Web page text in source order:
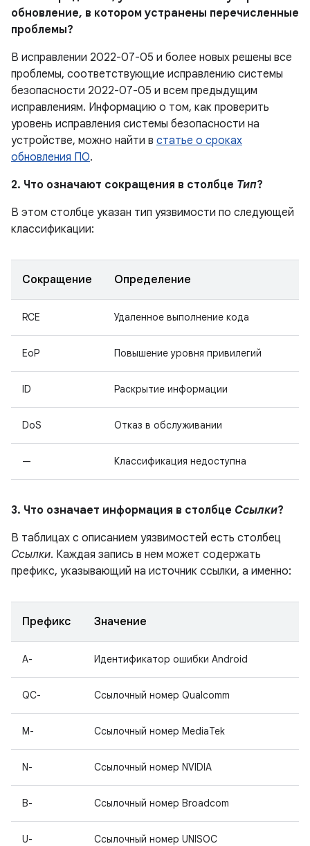
обновление, в котором устранены перечисленные
проблемы?
В исправлении 2022-07-05 и более новых решены все
проблемы, соответствующие исправлению системы
безопасности 2022-07-05 и всем предыдущим
исправлениям. Информацию о том, как проверить
уровень исправления системы безопасности на
устройстве, можно найти в статье о сроках
обновления ПО.
2. Что означают сокращения в столбце Тип?
В этом столбце указан тип уязвимости по следующей
классификации:
Сокращение Определение
RCE Удаленное выполнение кода
EoP Повышение уровня привилегий
ID Раскрытие информации
DoS Отказ в обслуживании
— Классификация недоступна
3. Что означает информация в столбце Ссылки?
В таблицах с описанием уязвимостей есть столбец
Ссылки. Каждая запись в нем может содержать
префикс, указывающий на источник ссылки, а именно:
Префикс Значение
A- Идентификатор ошибки Android
QC- Ссылочный номер Qualcomm
M- Ссылочный номер MediaTek
N- Ссылочный номер NVIDIA
B- Ссылочный номер Broadcom
U- Ссылочный номер UNISOC